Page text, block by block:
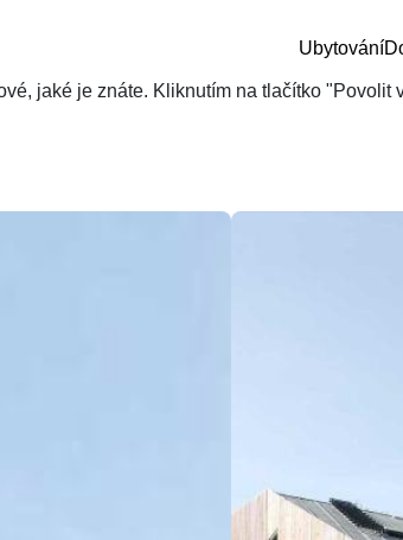
Ubytování
jaké je znáte. Kliknutím na tlačítko